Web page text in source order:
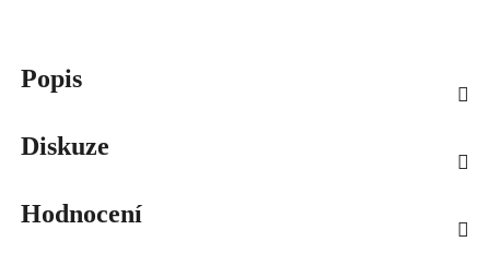
Popis
Diskuze
Hodnocení